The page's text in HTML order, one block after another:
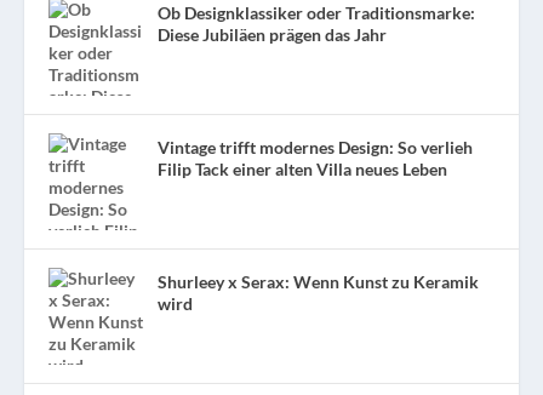
Ob Designklassiker oder Traditionsmarke:
Diese Jubiläen prägen das Jahr
Vintage trifft modernes Design: So verlieh
Filip Tack einer alten Villa neues Leben
Shurleey x Serax: Wenn Kunst zu Keramik
wird